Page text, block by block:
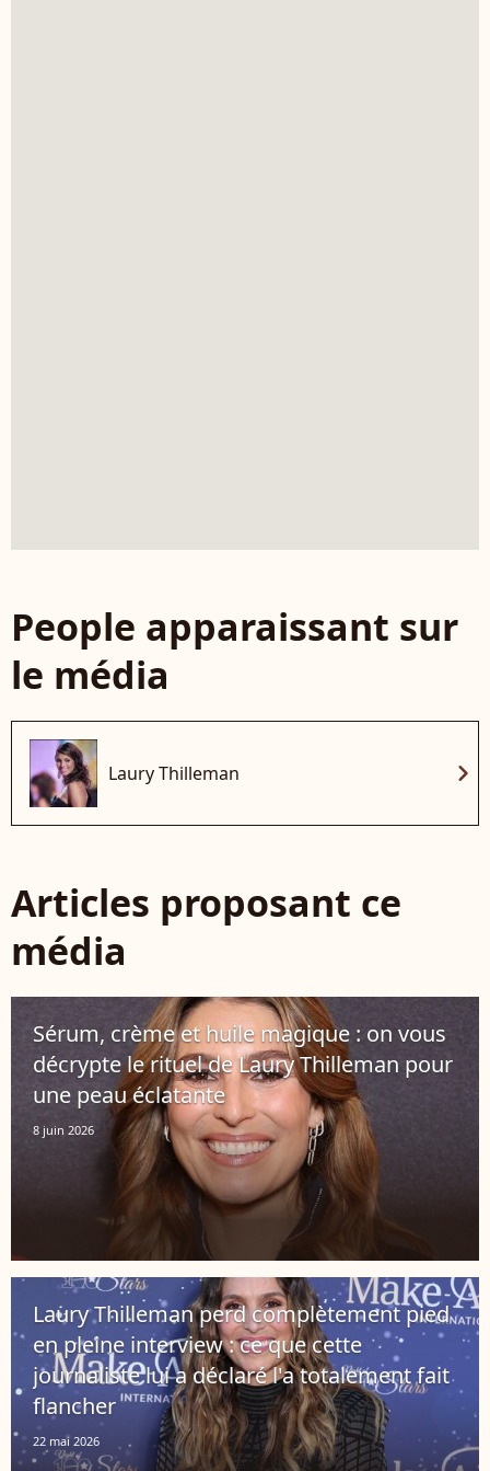
People apparaissant sur
le média
Laury Thilleman chevron_right
Articles proposant ce
média
Sérum, crème et huile magique : on vous
décrypte le rituel de Laury Thilleman pour
une peau éclatante
8 juin 2026
Laury Thilleman perd complètement pied
en pleine interview : ce que cette
journaliste lui a déclaré l'a totalement fait
flancher
22 mai 2026